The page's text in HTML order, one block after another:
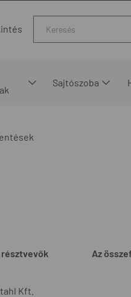
Sajtószoba
résztvevők Az
Kft.